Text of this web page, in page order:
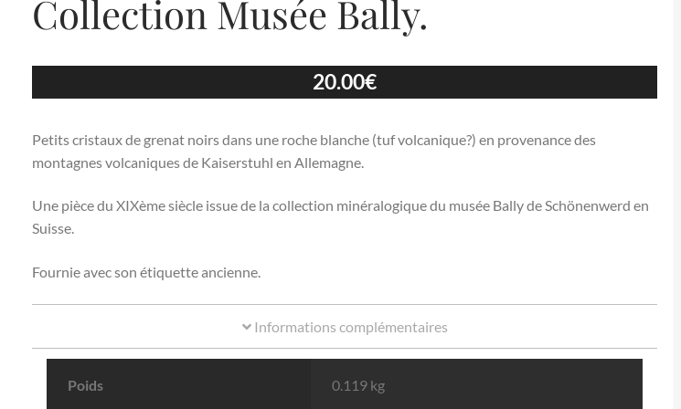
Collection Musée Bally.
20.00€
Petits cristaux de grenat noirs dans une roche blanche (tuf volcanique?) en provenance des
montagnes volcaniques de Kaiserstuhl en Allemagne.
Une pièce du XIXème siècle issue de la collection minéralogique du musée Bally de Schönenwerd en
Suisse.
Fournie avec son étiquette ancienne.
Informations complémentaires
Poids 0.119 kg